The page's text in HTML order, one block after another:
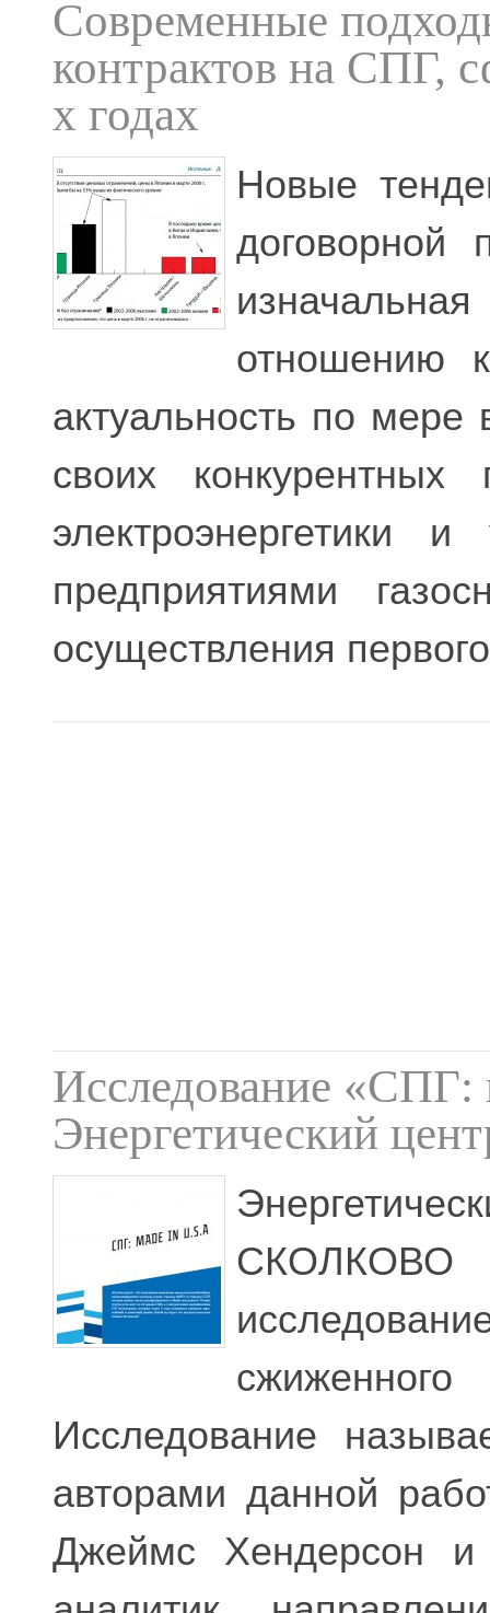
Современные
контрактов на СПГ,
х годах
Новые
отношению
актуальность по
своих
электроэнергетики
предприятиями
осуществления
Исследование «СПГ:
Энергетический
СКОЛКОВО
Исследование
авторами данной
Джеймс Хендерсон